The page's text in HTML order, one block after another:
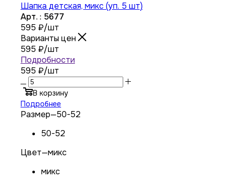
Шапка детская, микс (уп. 5 шт)
Арт. : 5677
595 ₽/шт
Варианты цен
595 ₽/шт
Подробности
595 ₽/шт
В корзину
Подробнее
Размер—50-52
50-52
Цвет—микс
микс